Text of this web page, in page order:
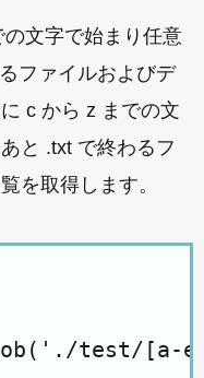
文字で始まり任意
ファイルおよびデ
c から z までの文
と .txt で終わるフ
を取得します。
test/